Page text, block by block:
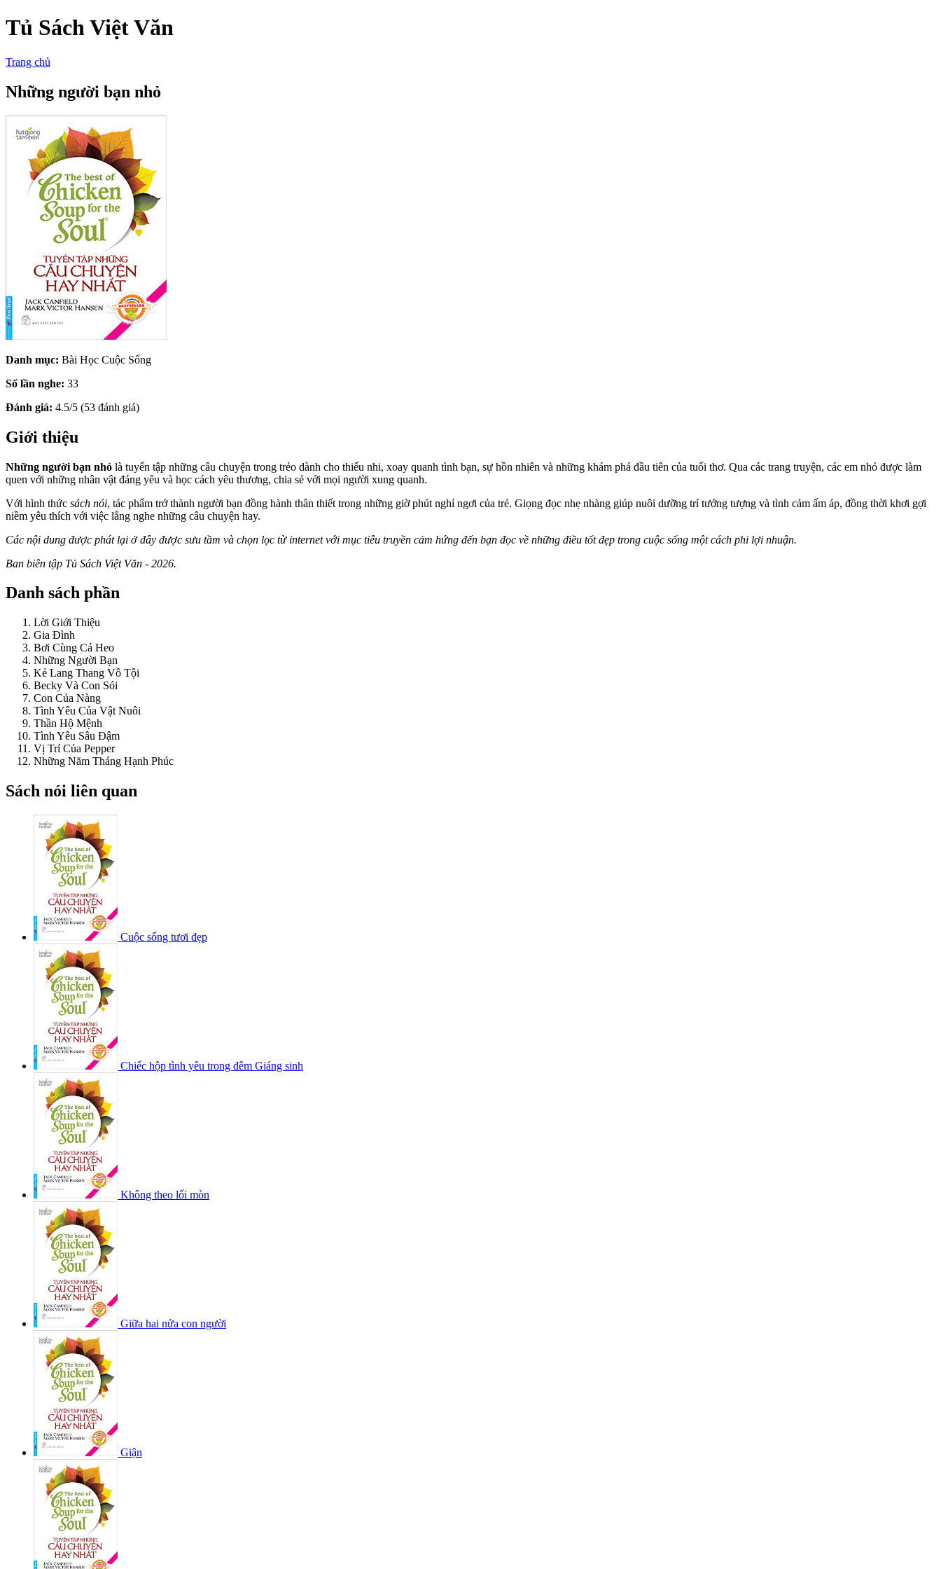
Tủ Sách Việt Văn
Trang chủ
Những người bạn nhỏ
Danh mục: Bài Học Cuộc Sống
Số lần nghe: 33
Đánh giá: 4.5/5 (53 đánh giá)
Giới thiệu
Những người bạn nhỏ là tuyển tập những câu chuyện trong trẻo dành cho thiếu nhi, xoay quanh tình bạn, sự hồn nhiên và những khám phá đầu tiên của tuổi thơ. Qua các trang truyện, các em nhỏ được làm
quen với những nhân vật đáng yêu và học cách yêu thương, chia sẻ với mọi người xung quanh.
Với hình thức sách nói, tác phẩm trở thành người bạn đồng hành thân thiết trong những giờ phút nghỉ ngơi của trẻ. Giọng đọc nhẹ nhàng giúp nuôi dưỡng trí tưởng tượng và tình cảm ấm áp, đồng thời khơi gợi
niềm yêu thích với việc lắng nghe những câu chuyện hay.
Các nội dung được phát lại ở đây được sưu tầm và chọn lọc từ internet với mục tiêu truyền cảm hứng đến bạn đọc về những điều tốt đẹp trong cuộc sống một cách phi lợi nhuận.
Ban biên tập Tủ Sách Việt Văn - 2026.
Danh sách phần
Lời Giới Thiệu
Gia Đình
Bơi Cùng Cá Heo
Những Người Bạn
Kẻ Lang Thang Vô Tội
Becky Và Con Sói
Con Của Nàng
Tình Yêu Của Vật Nuôi
Thần Hộ Mệnh
Tình Yêu Sâu Đậm
Vị Trí Của Pepper
Những Năm Tháng Hạnh Phúc
Sách nói liên quan
Cuộc sống tươi đẹp
Chiếc hộp tình yêu trong đêm Giáng sinh
Không theo lối mòn
Giữa hai nửa con người
Giận